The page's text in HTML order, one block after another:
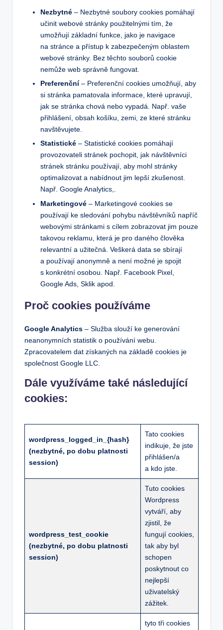
Nezbytné – Nezbytné soubory cookies pomáhají
učinit webové stránky použitelnými tím, že
umožňují základní funkce, jako je navigace
na stránce a přístup k zabezpečeným oblastem
webové stránky. Bez těchto souborů cookie
nemůže web správně fungovat.
Preferenční – Preferenční cookies umožňují, aby
si stránka pamatovala informace, které upravují,
jak se stránka chová nebo vypadá. Např. vaše
přihlášení, obsah košíku, zemi, ze které stránku
navštěvujete.
Statistické – Statistické cookies pomáhají
provozovateli stránek pochopit, jak návštěvníci
stránek stránku používají, aby mohl stránky
optimalizovat a nabídnout jim lepší zkušenost.
Např. Google Analytics,.
Marketingové – Marketingové cookies se
používají ke sledování pohybu návštěvníků napříč
webovými stránkami s cílem zobrazovat jim pouze
takovou reklamu, která je pro daného člověka
relevantní a užitečná. Veškerá data se sbírají
a používají anonymně a není možné je spojit
s konkrétní osobou. Např. Facebook Pixel,
Google Ads, Sklik apod.
Proč cookies používáme
Google Analytics – Služba slouží ke generování
neanonymních statistik o používání webu.
Zpracovatelem dat získaných na základě cookies je
společnost Google LLC.
Dále využíváme také následující
cookies:
wordpress_logged_in_{hash}
(nezbytné, po dobu platnosti
session)
Tato cookies
indikuje, že jste
přihlášen/a
a kdo jste.
wordpress_test_cookie
(nezbytné, po dobu platnosti
session)
Tuto cookies
Wordpress
vytváří, aby
zjistil, že
fungují cookies,
tak aby byl
schopen
poskytnout co
nejlepší
uživatelský
zážitek.
tyto tři cookies